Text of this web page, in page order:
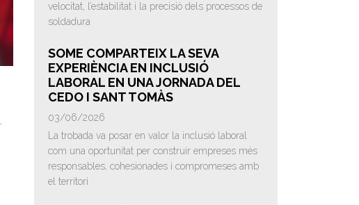
.
velocitat, l’estabilitat i la precisió dels processos de
soldadura
SOME COMPARTEIX LA SEVA
EXPERIÈNCIA EN INCLUSIÓ
LABORAL EN UNA JORNADA DEL
CEDO I SANT TOMÀS
03/06/2026
La trobada va posar en valor la inclusió laboral
com una oportunitat per construir empreses més
responsables, cohesionades i compromeses amb
el territori